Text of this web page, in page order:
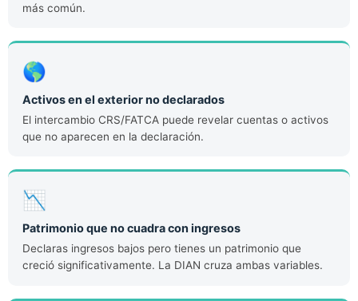
más común.
🌎
Activos en el exterior no declarados
El intercambio CRS/FATCA puede revelar cuentas o activos
que no aparecen en la declaración.
📉
Patrimonio que no cuadra con ingresos
Declaras ingresos bajos pero tienes un patrimonio que
creció significativamente. La DIAN cruza ambas variables.